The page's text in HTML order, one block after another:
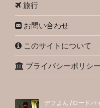
旅行
お問い合わせ
このサイトについて
プライバシーポリシー